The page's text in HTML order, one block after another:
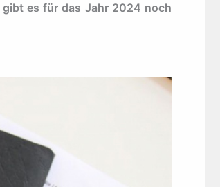
es für das Jahr 2024 noch